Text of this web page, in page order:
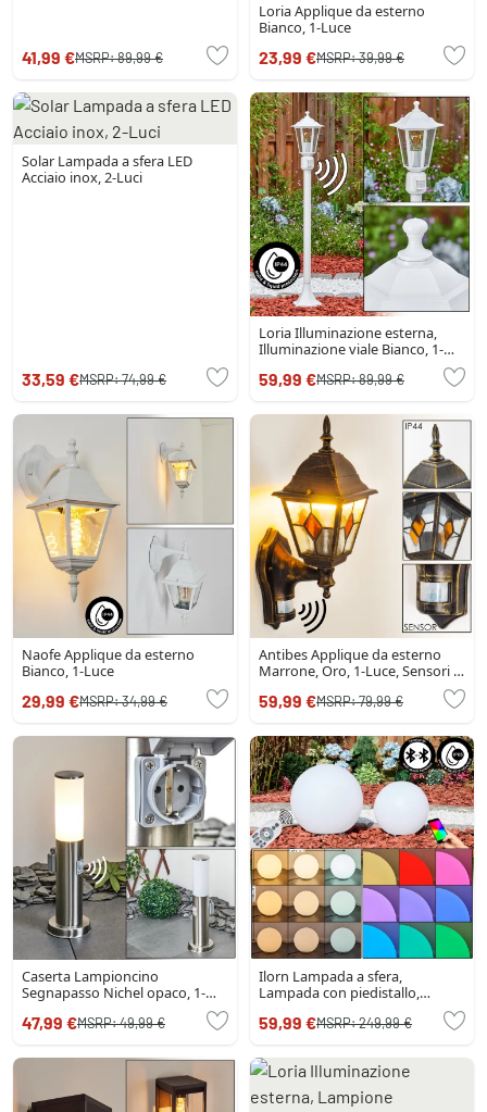
41,99 €MSRP:89,99 €
Loria Applique da esterno
Bianco, 1-Luce
23,99 €MSRP:39,99 €
Solar Lampada a sfera LED
Acciaio inox, 2-Luci
33,59 €MSRP:74,99 €
Loria Illuminazione esterna,
Illuminazione viale Bianco, 1-
59,99 €MSRP:89,99 €
Naofe Applique da esterno
Bianco, 1-Luce
29,99 €MSRP:34,99 €
Antibes Applique da esterno
Marrone, Oro, 1-Luce, Sensori di
59,99 €MSRP:79,99 €
Caserta Lampioncino
Segnapasso Nichel opaco, 1-
47,99 €MSRP:49,99 €
Ilorn Lampada a sfera,
Lampada con piedistallo,
Illuminazione viale LED Bianco,
2-Luci, Telecomando
59,99 €MSRP:249,99 €